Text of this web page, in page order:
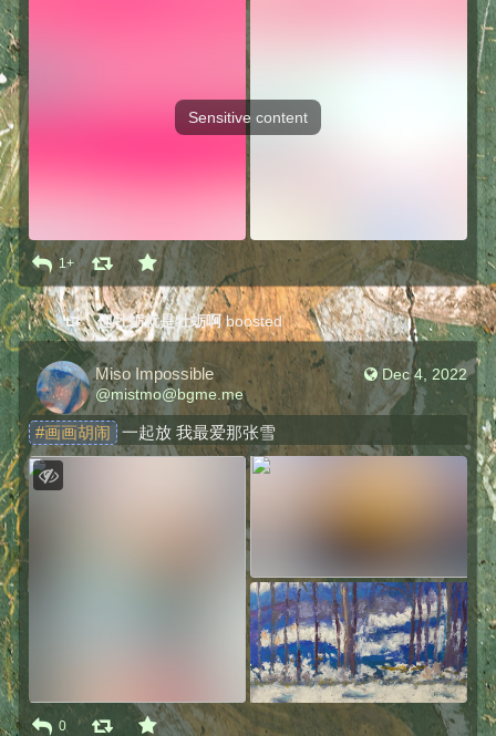
Sensitive content
1+
但牡蛎就是牡蛎啊 boosted
Dec 4, 2022
Miso Impossible
@mistmo@bgme.me
#画画胡闹 一起放 我最爱那张雪
0